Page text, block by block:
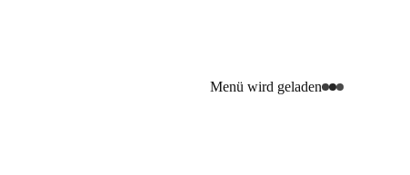
Menü wird geladen